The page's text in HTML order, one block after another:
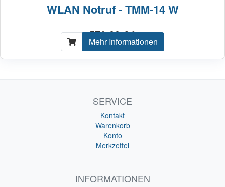
WLAN Notruf - TMM-14 W
570,00 € *
Mehr Informationen
SERVICE
Kontakt
Warenkorb
Konto
Merkzettel
INFORMATIONEN